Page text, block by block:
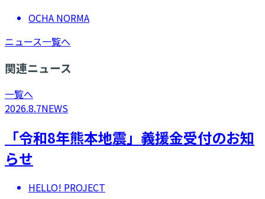
OCHA NORMA
ニュース一覧へ
関連ニュース
一覧へ
2026.8.7NEWS
「令和8年熊本地震」義援金受付のお知
らせ
HELLO! PROJECT